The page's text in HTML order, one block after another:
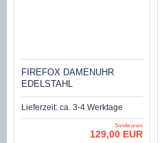
FIREFOX DAMENUHR
EDELSTAHL
CHRONOGRAPH
ZIRKONIASTEINE FFS177-
102 SCHWARZ
Lieferzeit: ca. 3-4 Werktage
Sonderpreis
129,00 EUR